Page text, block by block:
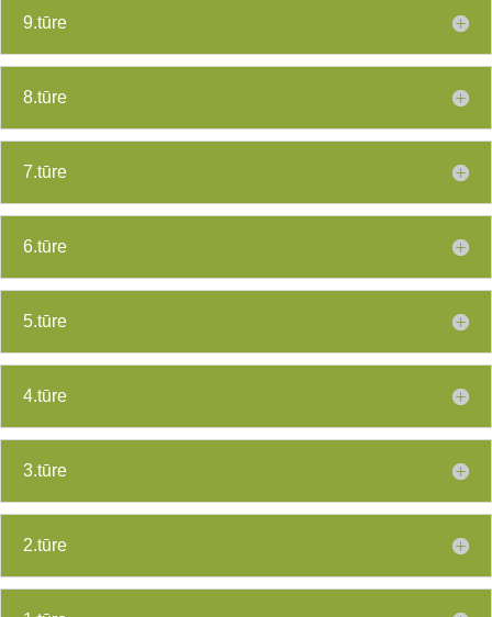
9.tūre
8.tūre
7.tūre
6.tūre
5.tūre
4.tūre
3.tūre
2.tūre